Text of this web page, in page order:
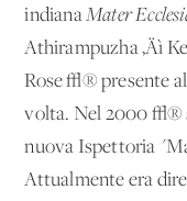
indianaMater
Athirampuzha ‚Äì
Rose √® presente
volta. Nel 2000 √®
nuova Ispettoria
Attualmente era